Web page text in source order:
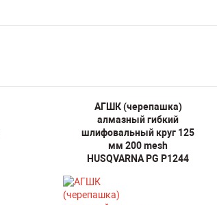
АГШК (черепашка)
алмазный гибкий
шлифовальный круг 125
мм 200 mesh
HUSQVARNA PG P1244